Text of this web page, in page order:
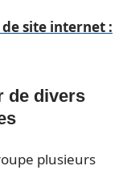
site internet :
de divers
plusieurs